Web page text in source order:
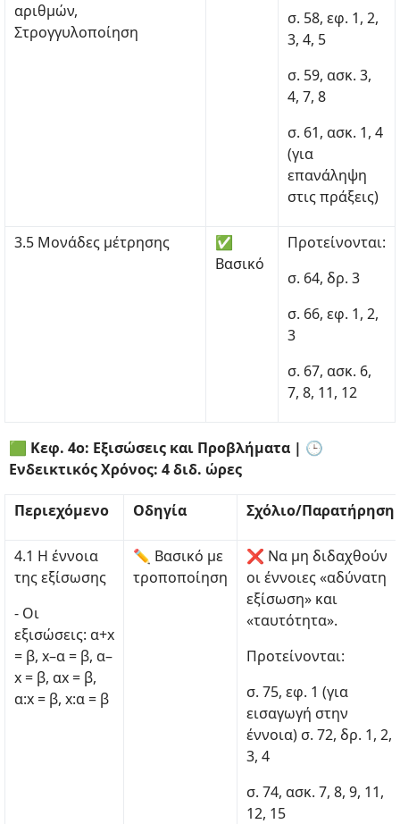
αριθμών,
Στρογγυλοποίηση
σ. 58, εφ. 1, 2,
3, 4, 5
σ. 59, ασκ. 3,
4, 7, 8
σ. 61, ασκ. 1, 4
(για
επανάληψη
στις πράξεις)
3.5 Μονάδες μέτρησης
✅
Βασικό
Προτείνονται:
σ. 64, δρ. 3
σ. 66, εφ. 1, 2,
3
σ. 67, ασκ. 6,
7, 8, 11, 12
🟩 Κεφ. 4ο: Εξισώσεις και Προβλήματα | 🕒
Ενδεικτικός Χρόνος: 4 διδ. ώρες
Περιεχόμενο Οδηγία Σχόλιο/Παρατήρηση
4.1 Η έννοια
της εξίσωσης
- Οι
εξισώσεις: α+x
= β, x–α = β, α–
x = β, αx = β,
α:x = β, x:α = β
✏ Βασικό με
τροποποίηση
❌ Να μη διδαχθούν
οι έννοιες «αδύνατη
εξίσωση» και
«ταυτότητα».
Προτείνονται:
σ. 75, εφ. 1 (για
εισαγωγή στην
έννοια) σ. 72, δρ. 1, 2,
3, 4
σ. 74, ασκ. 7, 8, 9, 11,
12, 15